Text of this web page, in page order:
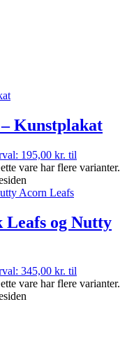
Kunstplakat
195,00 kr. til
vare har flere varianter.
Leafs og Nutty
345,00 kr. til
vare har flere varianter.